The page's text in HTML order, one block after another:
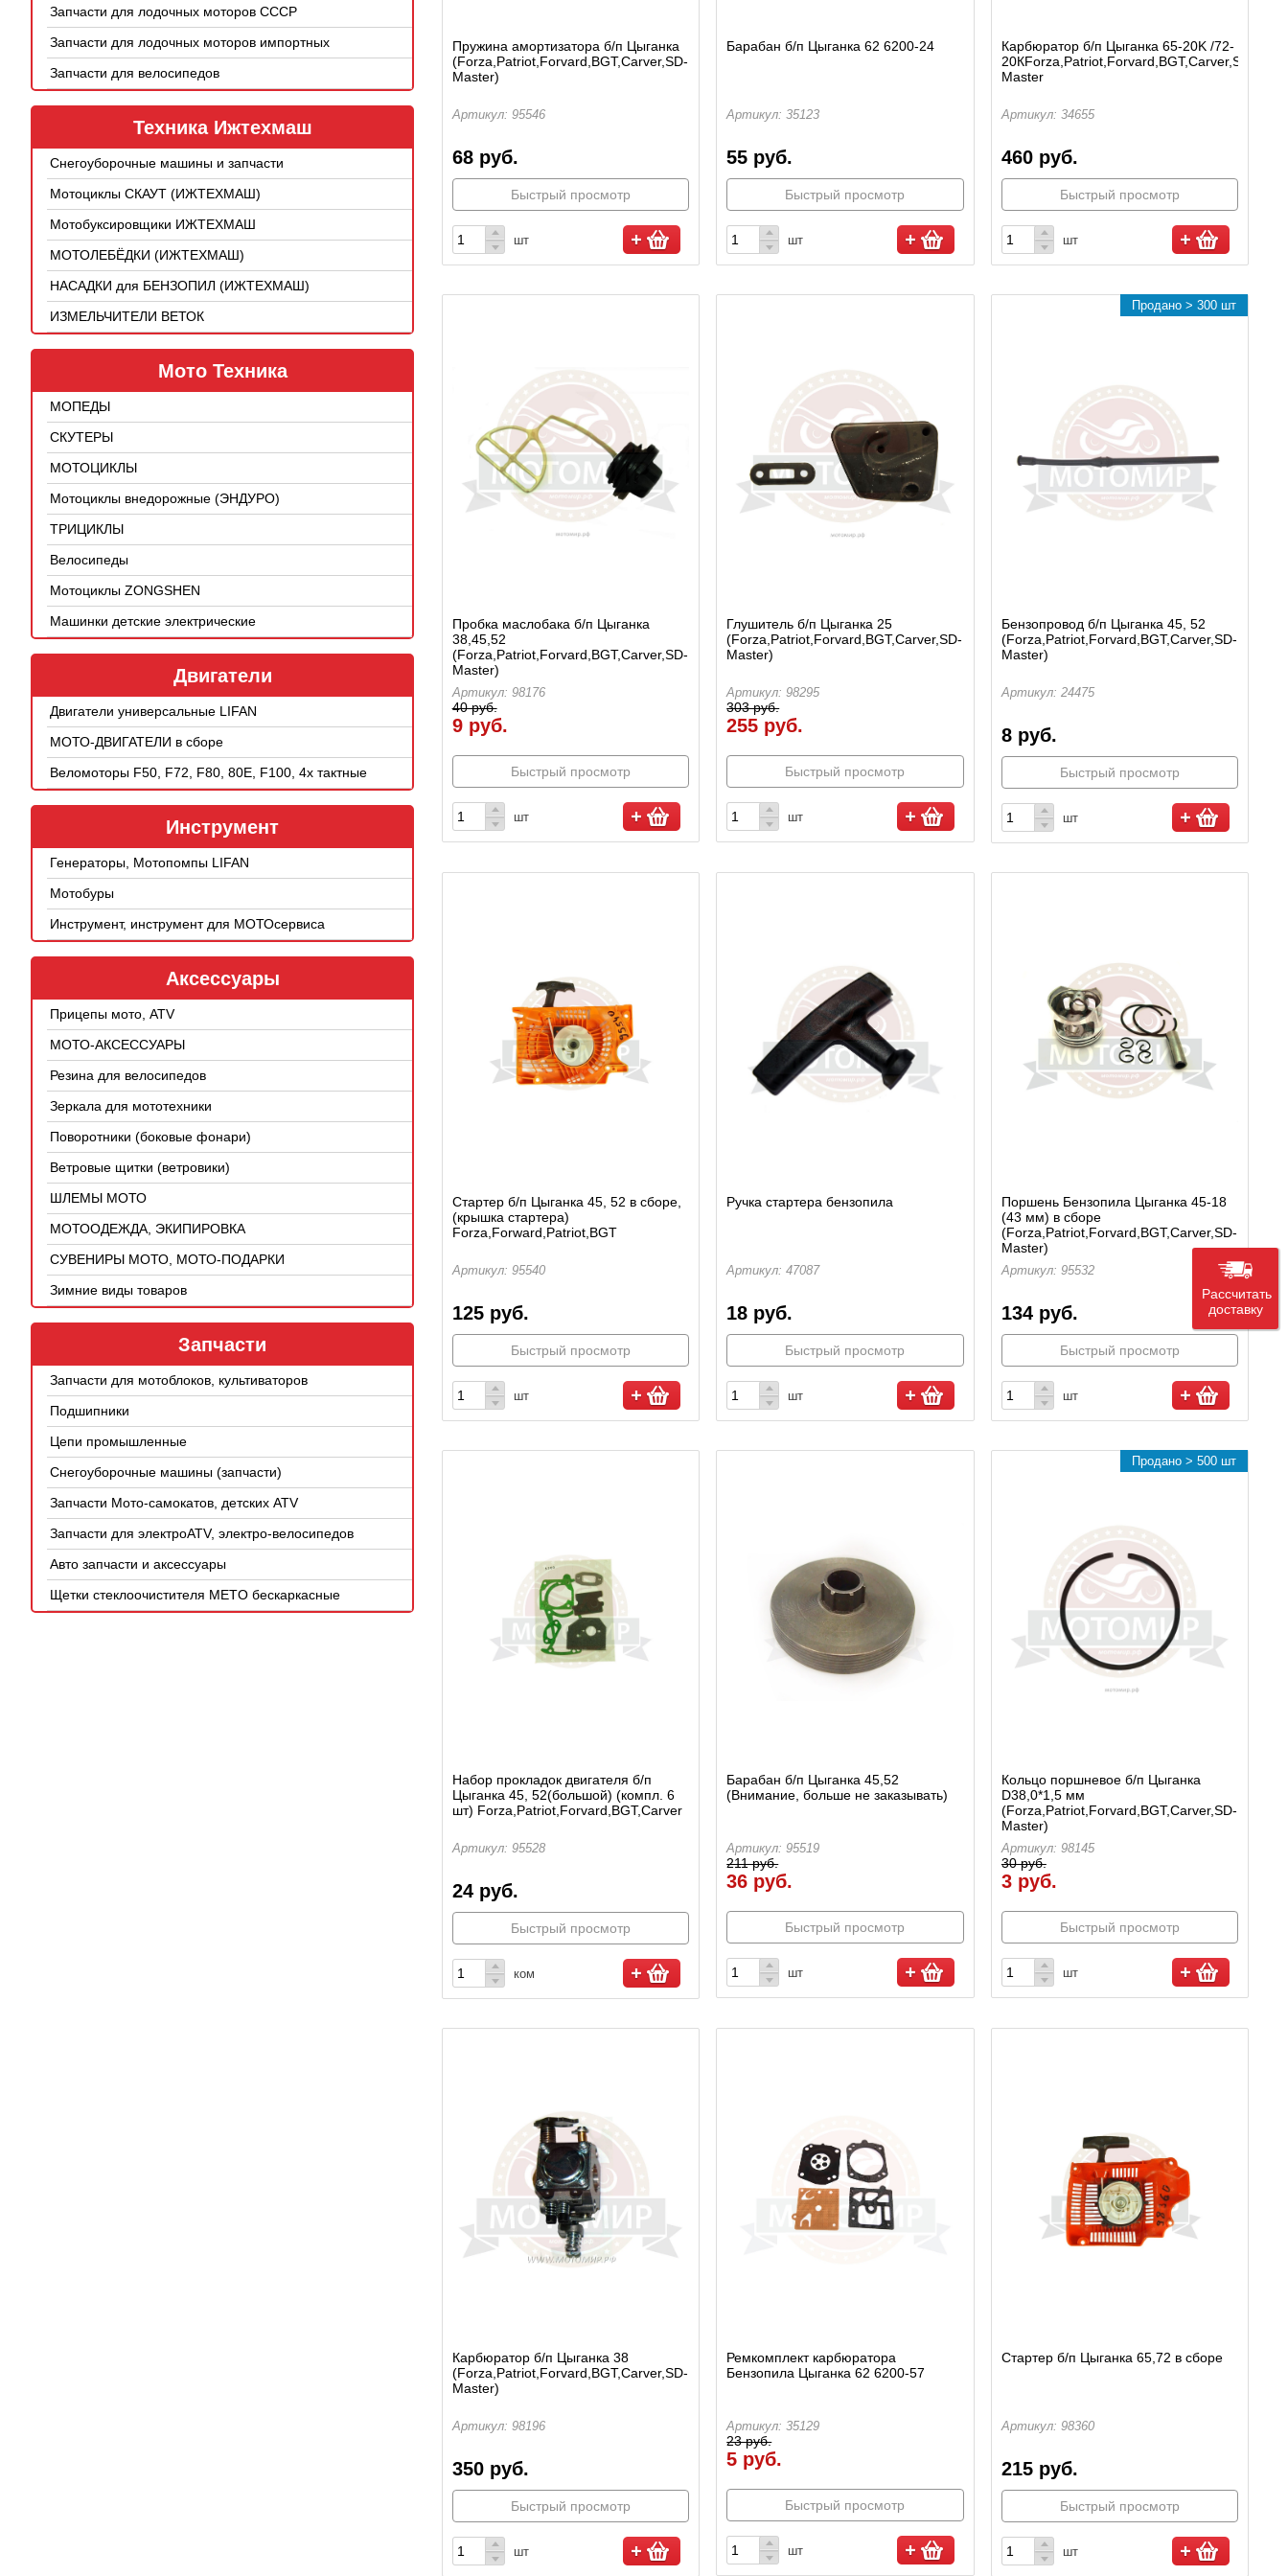
Запчасти для лодочных моторов СССР
Запчасти для лодочных моторов импортных
Запчасти для велосипедов
Техника Ижтехмаш
Снегоуборочные машины и запчасти
Мотоциклы СКАУТ (ИЖТЕХМАШ)
Мотобуксировщики ИЖТЕХМАШ
МОТОЛЕБЁДКИ (ИЖТЕХМАШ)
НАСАДКИ для БЕНЗОПИЛ (ИЖТЕХМАШ)
ИЗМЕЛЬЧИТЕЛИ ВЕТОК
Мото Техника
МОПЕДЫ
СКУТЕРЫ
МОТОЦИКЛЫ
Мотоциклы внедорожные (ЭНДУРО)
ТРИЦИКЛЫ
Велосипеды
Мотоциклы ZONGSHEN
Машинки детские электрические
Двигатели
Двигатели универсальные LIFAN
МОТО-ДВИГАТЕЛИ в сборе
Веломоторы F50, F72, F80, 80E, F100, 4х тактные
Инструмент
Генераторы, Мотопомпы LIFAN
Мотобуры
Инструмент, инструмент для МОТОсервиса
Аксессуары
Прицепы мото, ATV
МОТО-АКСЕССУАРЫ
Резина для велосипедов
Зеркала для мототехники
Поворотники (боковые фонари)
Ветровые щитки (ветровики)
ШЛЕМЫ МОТО
МОТООДЕЖДА, ЭКИПИРОВКА
СУВЕНИРЫ МОТО, МОТО-ПОДАРКИ
Зимние виды товаров
Запчасти
Запчасти для мотоблоков, культиваторов
Подшипники
Цепи промышленные
Снегоуборочные машины (запчасти)
Запчасти Мото-самокатов, детских ATV
Запчасти для электроATV, электро-велосипедов
Авто запчасти и аксессуары
Щетки стеклоочистителя METO бескаркасные
Пружина амортизатора б/п Цыганка
(Forza,Patriot,Forvard,BGT,Carver,SD-
Master)
Артикул: 95546
68 руб.
Быстрый просмотр
шт
Барабан б/п Цыганка 62 6200-24
Артикул: 35123
55 руб.
Быстрый просмотр
шт
Карбюратор б/п Цыганка 65-20K /72-
20КForza,Patriot,Forvard,BGT,Carver,SD-
Master
Артикул: 34655
460 руб.
Быстрый просмотр
шт
Пробка маслобака б/п Цыганка
38,45,52
(Forza,Patriot,Forvard,BGT,Carver,SD-
Master)
Артикул: 98176
40 руб.
9 руб.
Быстрый просмотр
шт
Глушитель б/п Цыганка 25
(Forza,Patriot,Forvard,BGT,Carver,SD-
Master)
Артикул: 98295
303 руб.
255 руб.
Быстрый просмотр
шт
Продано > 300 шт
Бензопровод б/п Цыганка 45, 52
(Forza,Patriot,Forvard,BGT,Carver,SD-
Master)
Артикул: 24475
8 руб.
Быстрый просмотр
шт
Стартер б/п Цыганка 45, 52 в сборе,
(крышка стартера)
Forza,Forward,Patriot,BGT
Артикул: 95540
125 руб.
Быстрый просмотр
шт
Ручка стартера бензопила
Артикул: 47087
18 руб.
Быстрый просмотр
шт
Поршень Бензопила Цыганка 45-18
(43 мм) в сборе
(Forza,Patriot,Forvard,BGT,Carver,SD-
Master)
Артикул: 95532
134 руб.
Быстрый просмотр
шт
Набор прокладок двигателя б/п
Цыганка 45, 52(большой) (компл. 6
шт) Forza,Patriot,Forvard,BGT,Carver
Артикул: 95528
24 руб.
Быстрый просмотр
ком
Барабан б/п Цыганка 45,52
(Внимание, больше не заказывать)
Артикул: 95519
211 руб.
36 руб.
Быстрый просмотр
шт
Продано > 500 шт
Кольцо поршневое б/п Цыганка
D38,0*1,5 мм
(Forza,Patriot,Forvard,BGT,Carver,SD-
Master)
Артикул: 98145
30 руб.
3 руб.
Быстрый просмотр
шт
Карбюратор б/п Цыганка 38
(Forza,Patriot,Forvard,BGT,Carver,SD-
Master)
Артикул: 98196
350 руб.
Быстрый просмотр
шт
Ремкомплект карбюратора
Бензопила Цыганка 62 6200-57
Артикул: 35129
23 руб.
5 руб.
Быстрый просмотр
шт
Стартер б/п Цыганка 65,72 в сборе
Артикул: 98360
215 руб.
Быстрый просмотр
шт
Рассчитать
доставку